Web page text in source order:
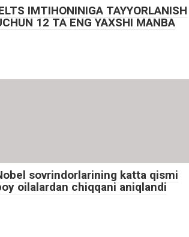
IMTIHONINIGA TAYYORLANISH
12 TA ENG YAXSHI MANBA
sovrindorlarining katta qismi
oilalardan chiqqani aniqlandi